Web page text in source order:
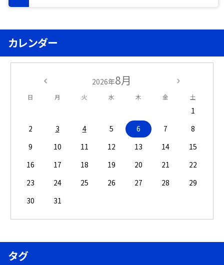
カレンダー
2026年8月
日 月 火 水 木 金 土
1
2
3 4 5 6 7
8
9
10 11 12 13 14
15
16
17 18 19 20 21
22
23
24 25 26 27 28
29
30
31
タグ